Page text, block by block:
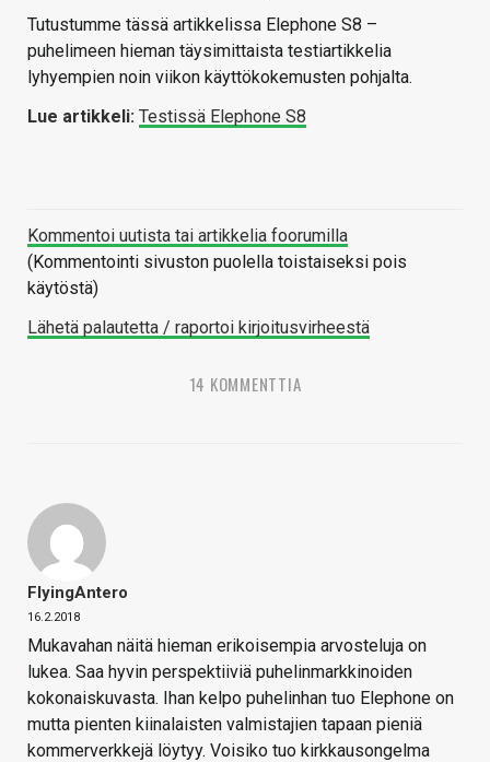
Tutustumme tässä artikkelissa Elephone S8 –
puhelimeen hieman täysimittaista testiartikkelia
lyhyempien noin viikon käyttökokemusten pohjalta.
Lue artikkeli: Testissä Elephone S8
Kommentoi uutista tai artikkelia foorumilla
(Kommentointi sivuston puolella toistaiseksi pois
käytöstä)
Lähetä palautetta / raportoi kirjoitusvirheestä
14 KOMMENTTIA
FlyingAntero
16.2.2018
Mukavahan näitä hieman erikoisempia arvosteluja on
lukea. Saa hyvin perspektiiviä puhelinmarkkinoiden
kokonaiskuvasta. Ihan kelpo puhelinhan tuo Elephone on
mutta pienten kiinalaisten valmistajien tapaan pieniä
kommerverkkejä löytyy. Voisiko tuo kirkkausongelma